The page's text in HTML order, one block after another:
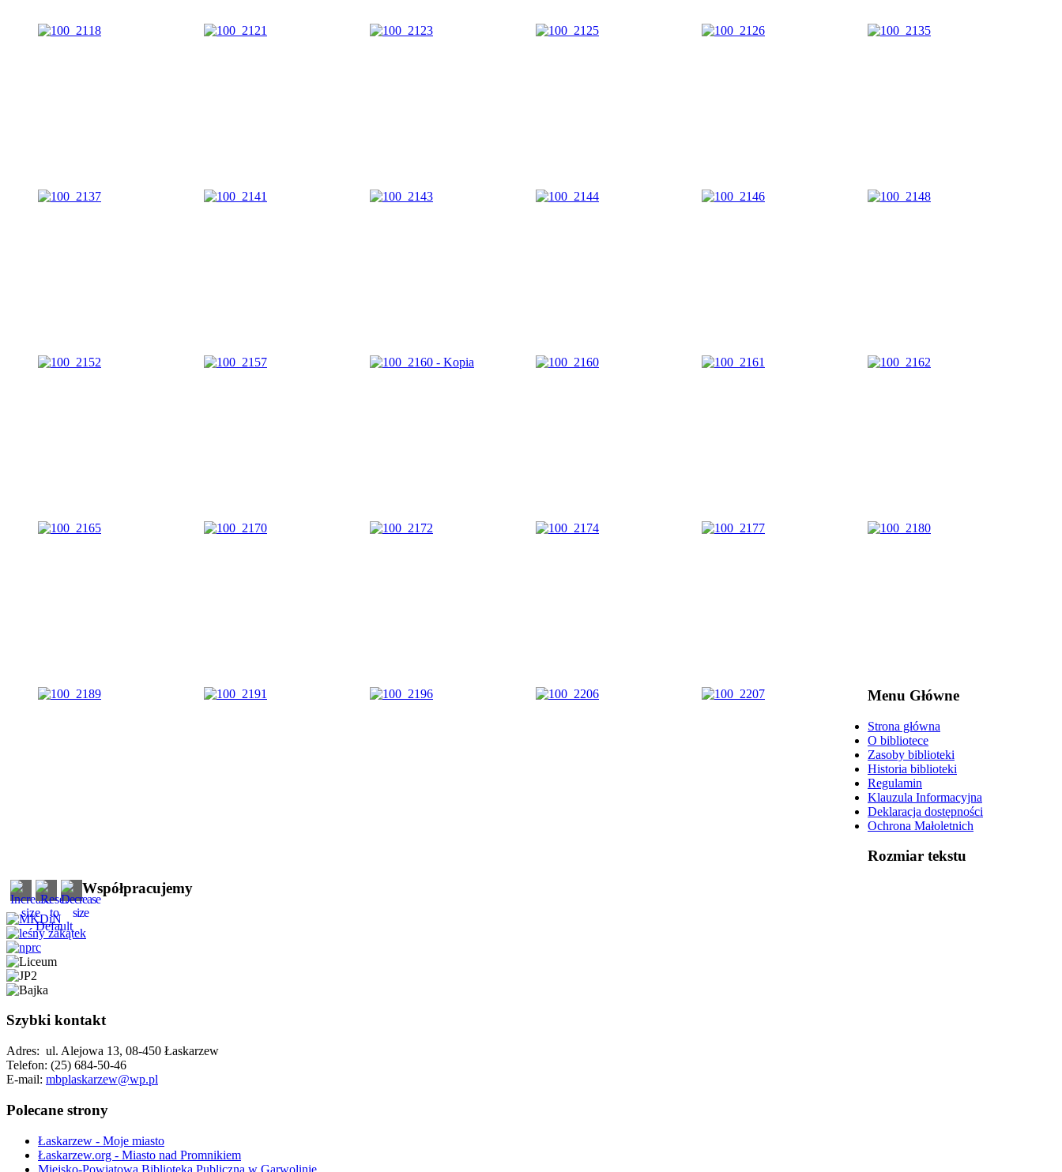
Menu Główne
Strona główna
O bibliotece
Zasoby biblioteki
Historia biblioteki
Regulamin
Klauzula Informacyjna
Deklaracja dostępności
Ochrona Małoletnich
Rozmiar tekstu
Współpracujemy
Szybki kontakt
Adres: ul. Alejowa 13, 08-450 Łaskarzew
Telefon: (25) 684-50-46
E-mail: mbplaskarzew@wp.pl
Polecane strony
Łaskarzew - Moje miasto
Łaskarzew.org - Miasto nad Promnikiem
Miejsko-Powiatowa Biblioteka Publiczna w Garwolinie